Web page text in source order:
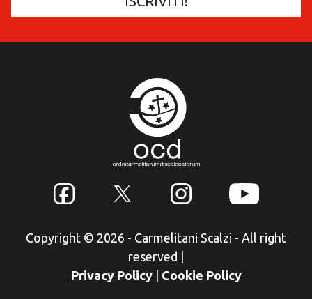
Copyright © 2026 - Carmelitani Scalzi - All right
reserved
Privacy Policy
Cookie Policy